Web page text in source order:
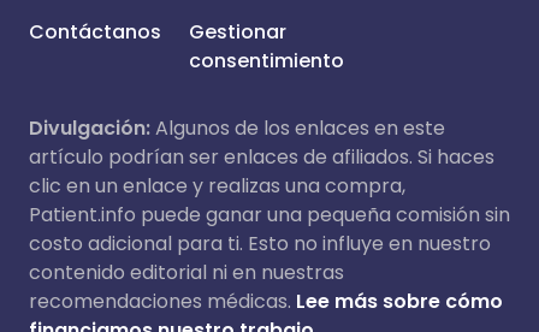
Contáctanos
Gestionar
consentimiento
Divulgación:Algunos de los enlaces en este
artículo podrían ser enlaces de afiliados. Si haces
clic en un enlace y realizas una compra,
Patient.info puede ganar una pequeña comisión sin
costo adicional para ti. Esto no influye en nuestro
contenido editorial ni en nuestras
recomendaciones médicas. Lee más sobre cómo